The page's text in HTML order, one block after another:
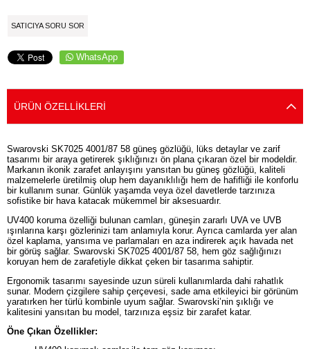
SATICIYA SORU SOR
WhatsApp
ÜRÜN ÖZELLIKLERI
Swarovski SK7025 4001/87 58 güneş gözlüğü, lüks detaylar ve zarif
tasarımı bir araya getirerek şıklığınızı ön plana çıkaran özel bir modeldir.
Markanın ikonik zarafet anlayışını yansıtan bu güneş gözlüğü, kaliteli
malzemelerle üretilmiş olup hem dayanıklılığı hem de hafifliği ile konforlu
bir kullanım sunar. Günlük yaşamda veya özel davetlerde tarzınıza
sofistike bir hava katacak mükemmel bir aksesuardır.
UV400 koruma özelliği bulunan camları, güneşin zararlı UVA ve UVB
ışınlarına karşı gözlerinizi tam anlamıyla korur. Ayrıca camlarda yer alan
özel kaplama, yansıma ve parlamaları en aza indirerek açık havada net
bir görüş sağlar. Swarovski SK7025 4001/87 58, hem göz sağlığınızı
koruyan hem de zarafetiyle dikkat çeken bir tasarıma sahiptir.
Ergonomik tasarımı sayesinde uzun süreli kullanımlarda dahi rahatlık
sunar. Modern çizgilere sahip çerçevesi, sade ama etkileyici bir görünüm
yaratırken her türlü kombinle uyum sağlar. Swarovski’nin şıklığı ve
kalitesini yansıtan bu model, tarzınıza eşsiz bir zarafet katar.
Öne Çıkan Özellikler: